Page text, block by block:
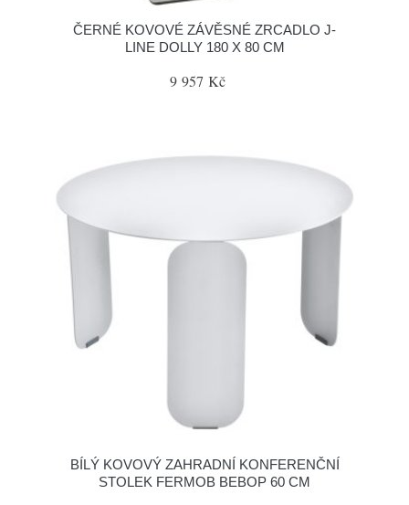
ČERNÉ KOVOVÉ ZÁVĚSNÉ ZRCADLO J-
LINE DOLLY 180 X 80 CM
9 957 Kč
BÍLÝ KOVOVÝ ZAHRADNÍ KONFERENČNÍ
STOLEK FERMOB BEBOP 60 CM